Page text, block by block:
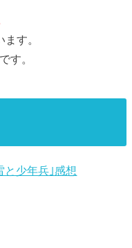
す。
す。
と少年兵｣感想